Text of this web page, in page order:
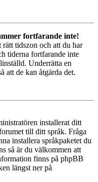
fortfarande inte!
tidszon och att du har
tiderna fortfarande inte
Underrätta en
att de kan åtgärda det.
installerat ditt
till ditt språk. Fråga
installera språkpaketet du
så är du välkommen att
finns på phpBB
längst ner på